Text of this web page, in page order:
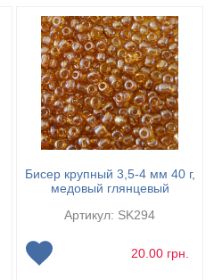
Бисер крупный 3,5-4 мм 40 г,
медовый глянцевый
Артикул: SK294
20.00 грн.